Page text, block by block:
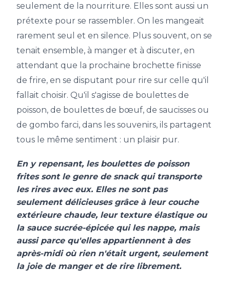
seulement de la nourriture. Elles sont aussi un
prétexte pour se rassembler. On les mangeait
rarement seul et en silence. Plus souvent, on se
tenait ensemble, à manger et à discuter, en
attendant que la prochaine brochette finisse
de frire, en se disputant pour rire sur celle qu'il
fallait choisir. Qu'il s'agisse de boulettes de
poisson, de boulettes de bœuf, de saucisses ou
de gombo farci, dans les souvenirs, ils partagent
tous le même sentiment : un plaisir pur.
En y repensant, les boulettes de poisson
frites sont le genre de snack qui transporte
les rires avec eux. Elles ne sont pas
seulement délicieuses grâce à leur couche
extérieure chaude, leur texture élastique ou
la sauce sucrée-épicée qui les nappe, mais
aussi parce qu'elles appartiennent à des
après-midi où rien n'était urgent, seulement
la joie de manger et de rire librement.